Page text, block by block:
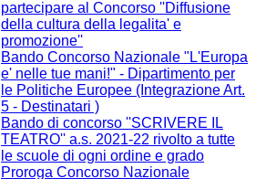
partecipare al Concorso ''Diffusione
della cultura della legalita' e
promozione''
Bando Concorso Nazionale "L'Europa
e' nelle tue mani!" - Dipartimento per
le Politiche Europee (Integrazione Art.
5 - Destinatari )
Bando di concorso ''SCRIVERE IL
TEATRO'' a.s. 2021-22 rivolto a tutte
le scuole di ogni ordine e grado
Proroga Concorso Nazionale